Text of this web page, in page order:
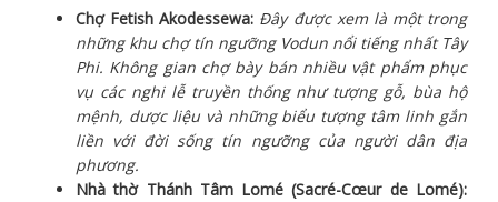
Chợ Fetish Akodessewa: Đây được xem là một trong
những khu chợ tín ngưỡng Vodun nổi tiếng nhất Tây
Phi. Không gian chợ bày bán nhiều vật phẩm phục
vụ các nghi lễ truyền thống như tượng gỗ, bùa hộ
mệnh, dược liệu và những biểu tượng tâm linh gắn
liền với đời sống tín ngưỡng của người dân địa
phương.
Nhà thờ Thánh Tâm Lomé (Sacré-Cœur de Lomé):